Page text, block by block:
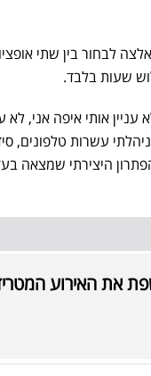
לבחור בין שתי
שעות בלבד.
אותי איפה אני, לא
עשרות טלפונים,
היצירתי שמצאה
את האירוע